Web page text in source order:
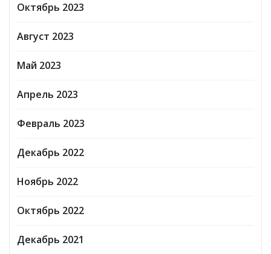
Октябрь 2023
Август 2023
Май 2023
Апрель 2023
Февраль 2023
Декабрь 2022
Ноябрь 2022
Октябрь 2022
Декабрь 2021